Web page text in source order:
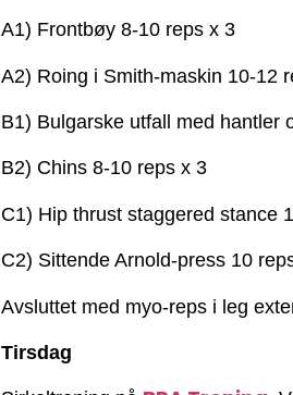
A1) Frontbøy 8-10 reps x 3
A2) Roing i Smith-maskin 10-12
B1) Bulgarske utfall med hantler
B2) Chins 8-10 reps x 3
C1) Hip thrust staggered stance
C2) Sittende Arnold-press 10
Avsluttet med myo-reps i leg
Tirsdag